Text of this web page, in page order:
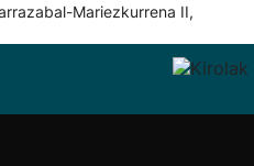
Mariezkurrena II,